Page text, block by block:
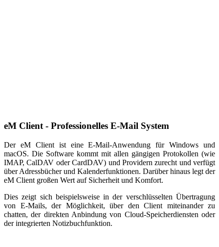
eM Client - Professionelles E-Mail System
Der eM Client ist eine E-Mail-Anwendung für Windows und
macOS. Die Software kommt mit allen gängigen Protokollen (wie
IMAP, CalDAV oder CardDAV) und Providern zurecht und verfügt
über Adressbücher und Kalenderfunktionen. Darüber hinaus legt der
eM Client großen Wert auf Sicherheit und Komfort.
Dies zeigt sich beispielsweise in der verschlüsselten Übertragung
von E-Mails, der Möglichkeit, über den Client miteinander zu
chatten, der direkten Anbindung von Cloud-Speicherdiensten oder
der integrierten Notizbuchfunktion.